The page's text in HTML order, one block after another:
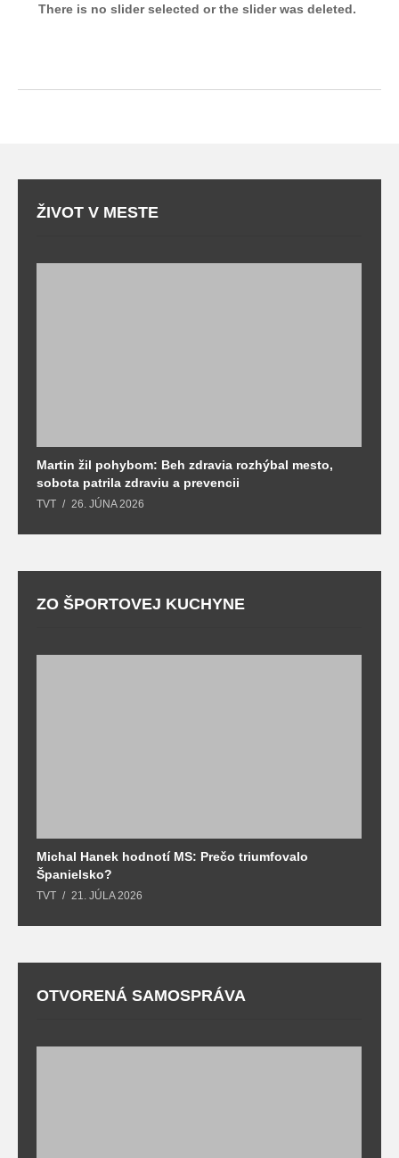
There is no slider selected or the slider was deleted.
ŽIVOT V MESTE
Martin žil pohybom: Beh zdravia rozhýbal mesto,
sobota patrila zdraviu a prevencii
TVT 26. JÚNA 2026
ZO ŠPORTOVEJ KUCHYNE
Michal Hanek hodnotí MS: Prečo triumfovalo
Španielsko?
TVT 21. JÚLA 2026
OTVORENÁ SAMOSPRÁVA